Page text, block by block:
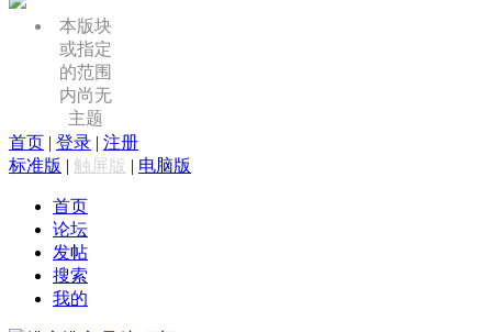
本版块
或指定
的范围
内尚无
主题
首页 | 登录 | 注册
标准版 | 触屏版 | 电脑版
首页
论坛
发帖
搜索
我的